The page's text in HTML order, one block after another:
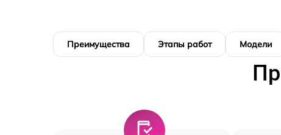
Преимущества Этапы работ Модели